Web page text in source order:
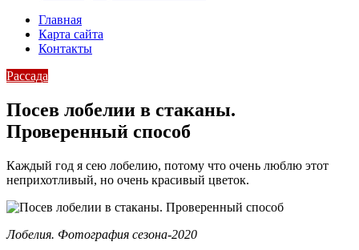
Главная
Карта сайта
Контакты
Рассада
Посев лобелии в стаканы.
Проверенный способ
Каждый год я сею лобелию, потому что очень люблю этот
неприхотливый, но очень красивый цветок.
Лобелия. Фотография сезона-2020